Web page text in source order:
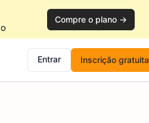
Compre o plano →
Entrar Inscrição gratuita